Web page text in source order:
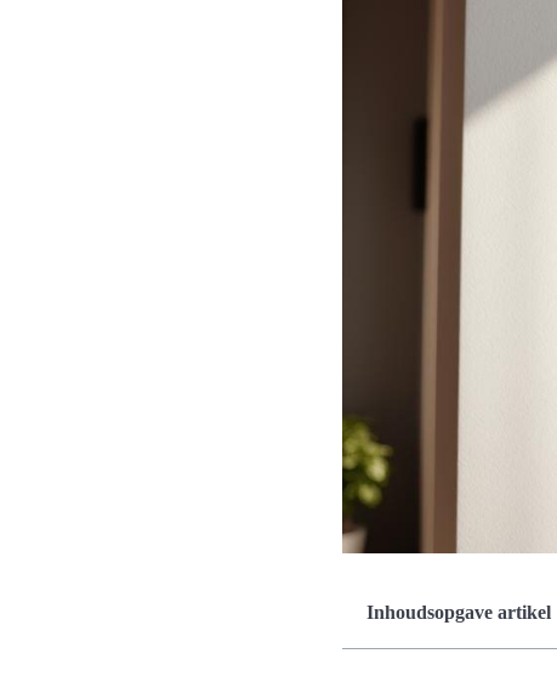
Inhoudsopgave artikel